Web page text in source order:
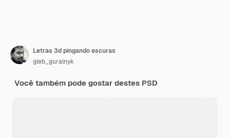
Letras 3d pingando escuras
gleb_guralnyk
Você também pode gostar destes PSD